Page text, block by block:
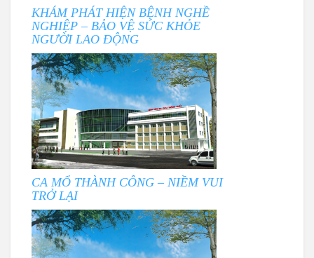
KHÁM PHÁT HIỆN BỆNH NGHỀ
NGHIỆP – BẢO VỆ SỨC KHỎE
NGƯỜI LAO ĐỘNG
CA MỔ THÀNH CÔNG – NIỀM VUI
TRỞ LẠI